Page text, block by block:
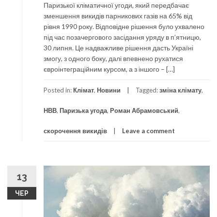
Паризької кліматичної угоди, який передбачає
зменшення викидів парникових газів на 65% від
рівня 1990 року. Відповідне рішення було ухвалено
під час позачергового засідання уряду в п’ятницю,
30 липня. Це надважливе рішення дасть Україні
змогу, з одного боку, далі впевнено рухатися
євроінтеграційним курсом, а з іншого – […]
Posted in: Клімат, Новини Tagged:зміна клімату,
НВВ, Паризька угода, Роман Абрамовський,
скорочення викидів Leave a comment
13
ЧЕР